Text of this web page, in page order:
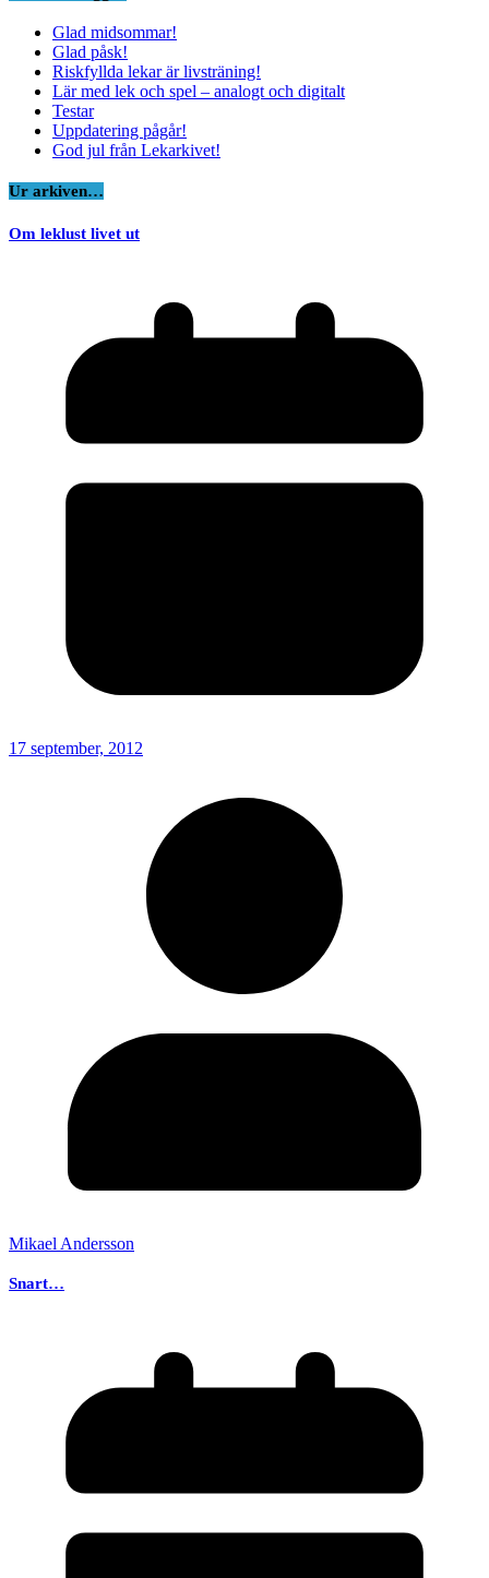
Glad midsommar!
Glad påsk!
Riskfyllda lekar är livsträning!
Lär med lek och spel – analogt och digitalt
Testar
Uppdatering pågår!
God jul från Lekarkivet!
Ur arkiven…
Om leklust livet ut
17 september, 2012
Mikael Andersson
Snart…